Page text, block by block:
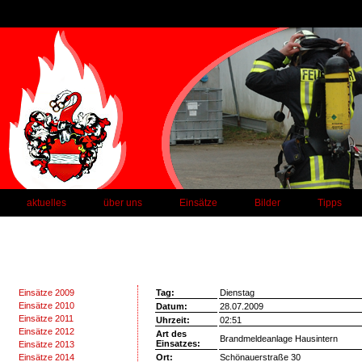
aktuelles über uns Einsätze Bilder Tipps
Einsätze 2009
Einsätze 2010
Einsätze 2011
Einsätze 2012
Einsätze 2013
Einsätze 2014
Tag:
Dienstag
Datum:
28.07.2009
Uhrzeit:
02:51
Art des
Einsatzes:
Brandmeldeanlage Hausintern
Ort:
Schönauerstraße 30